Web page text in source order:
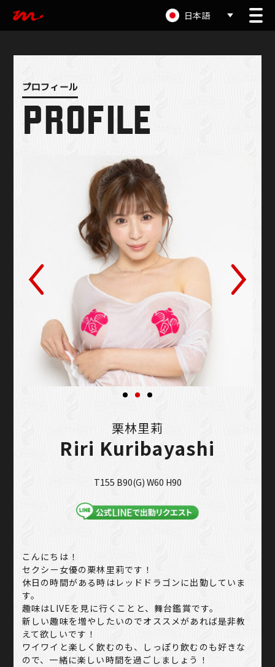
日本語
PROFILE
栗林里莉
Riri Kuribayashi
T155 B90(G) W60 H90
こんにちは！
セクシー女優の栗林里莉です！
休日の時間がある時はレッドドラゴンに出勤していま
す。
趣味はLIVEを見に行くことと、舞台鑑賞です。
新しい趣味を増やしたいのでオススメがあれば是非教
えて欲しいです！
ワイワイと楽しく飲むのも、しっぽり飲むのも好きな
ので、一緒に楽しい時間を過ごしましょう！